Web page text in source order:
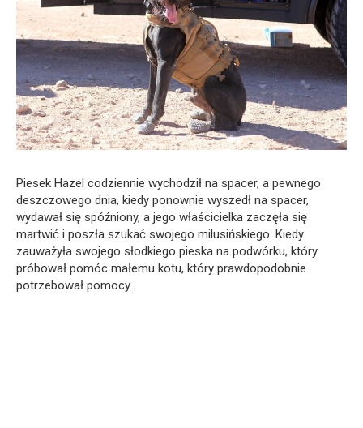
Piesek Hazel codziennie wychodził na spacer, a pewnego
deszczowego dnia, kiedy ponownie wyszedł na spacer,
wydawał się spóźniony, a jego właścicielka zaczęła się
martwić i poszła szukać swojego milusińskiego. Kiedy
zauważyła swojego słodkiego pieska na podwórku, który
próbował pomóc małemu kotu, który prawdopodobnie
potrzebował pomocy.